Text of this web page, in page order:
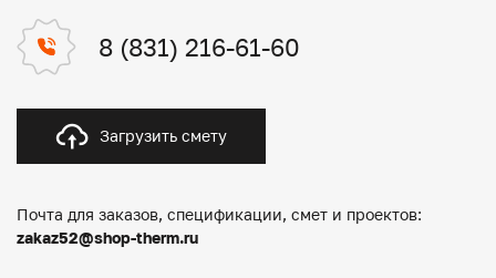
8 (831) 216-61-60
Загрузить смету
Почта для заказов, спецификации, смет и проектов:
zakaz52@shop-therm.ru